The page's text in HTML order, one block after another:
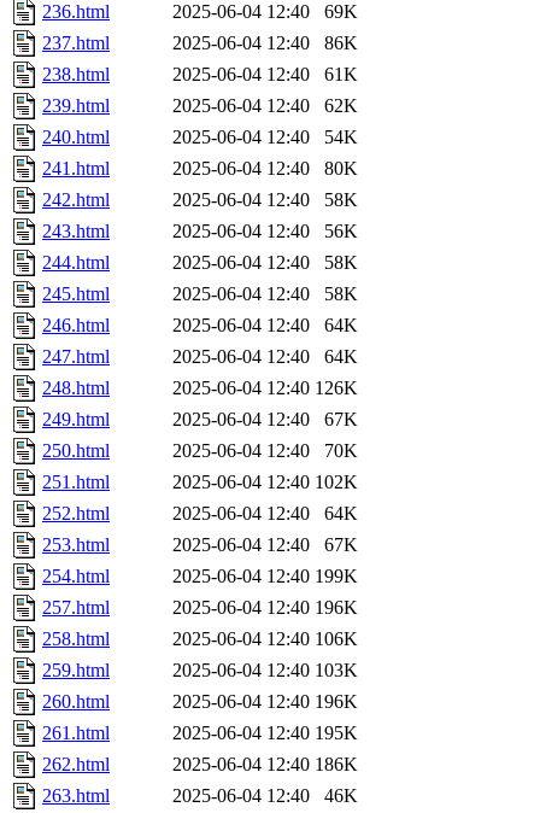
236.html
2025-06-04 12:40
69K
237.html
2025-06-04 12:40
86K
238.html
2025-06-04 12:40
61K
239.html
2025-06-04 12:40
62K
240.html
2025-06-04 12:40
54K
241.html
2025-06-04 12:40
80K
242.html
2025-06-04 12:40
58K
243.html
2025-06-04 12:40
56K
244.html
2025-06-04 12:40
58K
245.html
2025-06-04 12:40
58K
246.html
2025-06-04 12:40
64K
247.html
2025-06-04 12:40
64K
248.html
2025-06-04 12:40 126K
249.html
2025-06-04 12:40
67K
250.html
2025-06-04 12:40
70K
251.html
2025-06-04 12:40 102K
252.html
2025-06-04 12:40
64K
253.html
2025-06-04 12:40
67K
254.html
2025-06-04 12:40 199K
257.html
2025-06-04 12:40 196K
258.html
2025-06-04 12:40 106K
259.html
2025-06-04 12:40 103K
260.html
2025-06-04 12:40 196K
261.html
2025-06-04 12:40 195K
262.html
2025-06-04 12:40 186K
263.html
2025-06-04 12:40
46K